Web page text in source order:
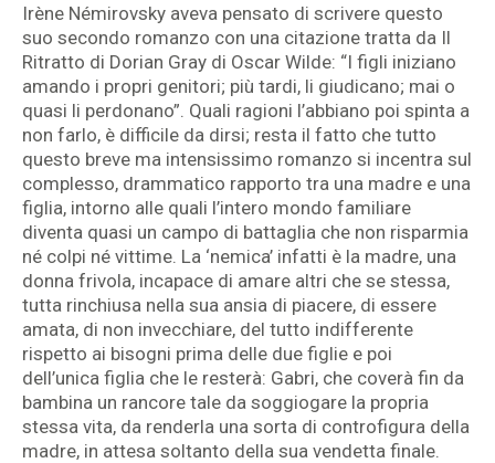
Irène Némirovsky aveva pensato di scrivere questo
suo secondo romanzo con una citazione tratta da Il
Ritratto di Dorian Gray di Oscar Wilde: “I figli iniziano
amando i propri genitori; più tardi, li giudicano; mai o
quasi li perdonano”. Quali ragioni l’abbiano poi spinta a
non farlo, è difficile da dirsi; resta il fatto che tutto
questo breve ma intensissimo romanzo si incentra sul
complesso, drammatico rapporto tra una madre e una
figlia, intorno alle quali l’intero mondo familiare
diventa quasi un campo di battaglia che non risparmia
né colpi né vittime. La ‘nemica’ infatti è la madre, una
donna frivola, incapace di amare altri che se stessa,
tutta rinchiusa nella sua ansia di piacere, di essere
amata, di non invecchiare, del tutto indifferente
rispetto ai bisogni prima delle due figlie e poi
dell’unica figlia che le resterà: Gabri, che coverà fin da
bambina un rancore tale da soggiogare la propria
stessa vita, da renderla una sorta di controfigura della
madre, in attesa soltanto della sua vendetta finale.